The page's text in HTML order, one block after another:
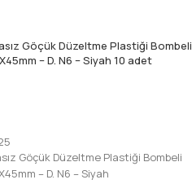
Göçük Düzeltme Plastiği Bombeli
– D. N6 – Siyah 10 adet
Göçük Düzeltme Plastiği Bombeli
– D. N6 – Siyah